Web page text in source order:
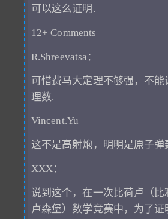
可以这么证明.
12+ Comments
R.Shreevatsa：
可惜费马大定理不够强，不能
理数.
Vincent.Yu
这不是高射炮，明明是原子弹
XXX：
说到这个，在一次比荷卢（比
卢森堡）数学竞赛中，为了证